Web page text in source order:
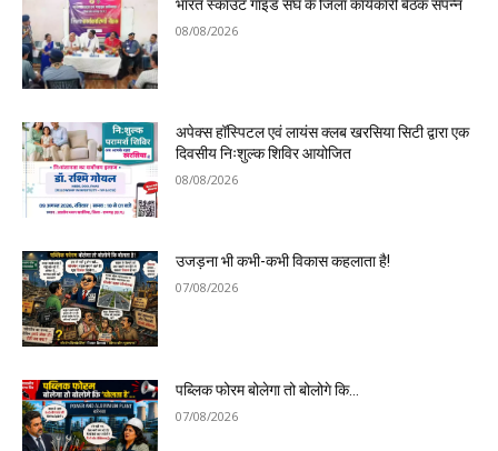
भारत स्काउट गाइड संघ के जिला कार्यकारी बैठक संपन्न
08/08/2026
अपेक्स हॉस्पिटल एवं लायंस क्लब खरसिया सिटी द्वारा एक
दिवसीय निःशुल्क शिविर आयोजित
08/08/2026
उजड़ना भी कभी-कभी विकास कहलाता है!
07/08/2026
पब्लिक फोरम बोलेगा तो बोलोगे कि…
07/08/2026